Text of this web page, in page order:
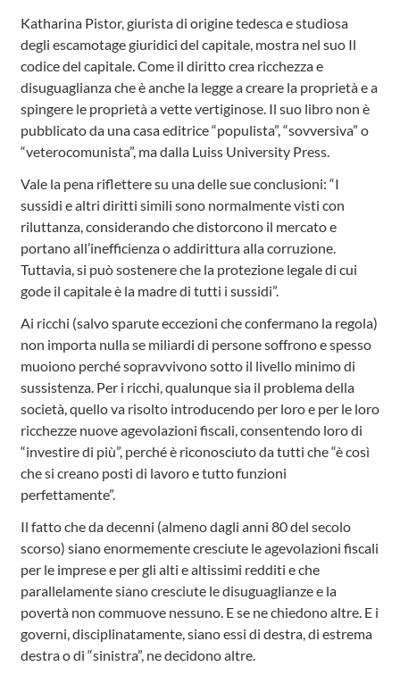
Katharina Pistor, giurista di origine tedesca e studiosa
degli escamotage giuridici del capitale, mostra nel suo Il
codice del capitale. Come il diritto crea ricchezza e
disuguaglianza che è anche la legge a creare la proprietà e a
spingere le proprietà a vette vertiginose. Il suo libro non è
pubblicato da una casa editrice “populista”, “sovversiva” o
“veterocomunista”, ma dalla Luiss University Press.
Vale la pena riflettere su una delle sue conclusioni: “I
sussidi e altri diritti simili sono normalmente visti con
riluttanza, considerando che distorcono il mercato e
portano all’inefficienza o addirittura alla corruzione.
Tuttavia, si può sostenere che la protezione legale di cui
gode il capitale è la madre di tutti i sussidi”.
Ai ricchi (salvo sparute eccezioni che confermano la regola)
non importa nulla se miliardi di persone soffrono e spesso
muoiono perché sopravvivono sotto il livello minimo di
sussistenza. Per i ricchi, qualunque sia il problema della
società, quello va risolto introducendo per loro e per le loro
ricchezze nuove agevolazioni fiscali, consentendo loro di
“investire di più”, perché è riconosciuto da tutti che “è così
che si creano posti di lavoro e tutto funzioni
perfettamente”.
Il fatto che da decenni (almeno dagli anni 80 del secolo
scorso) siano enormemente cresciute le agevolazioni fiscali
per le imprese e per gli alti e altissimi redditi e che
parallelamente siano cresciute le disuguaglianze e la
povertà non commuove nessuno. E se ne chiedono altre. E i
governi, disciplinatamente, siano essi di destra, di estrema
destra o di “sinistra”, ne decidono altre.